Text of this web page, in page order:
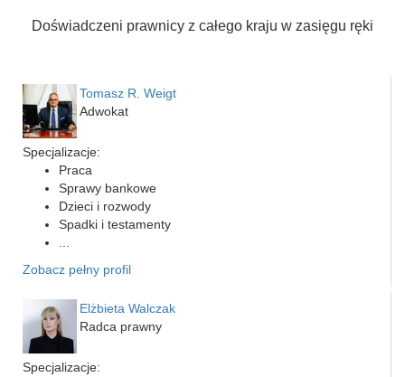
Doświadczeni prawnicy z całego kraju w zasięgu ręki
Tomasz R. Weigt
Adwokat
Specjalizacje:
Praca
Sprawy bankowe
Dzieci i rozwody
Spadki i testamenty
Zobacz pełny profil
Elżbieta Walczak
Radca prawny
Specjalizacje: